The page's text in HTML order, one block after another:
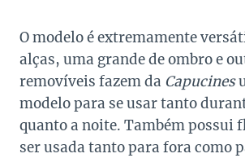
O modelo é extremamente
alças, uma grande de ombro e
removíveis fazem da Capucines
modelo para se usar tanto
quanto a noite. Também possui
ser usada tanto para fora como